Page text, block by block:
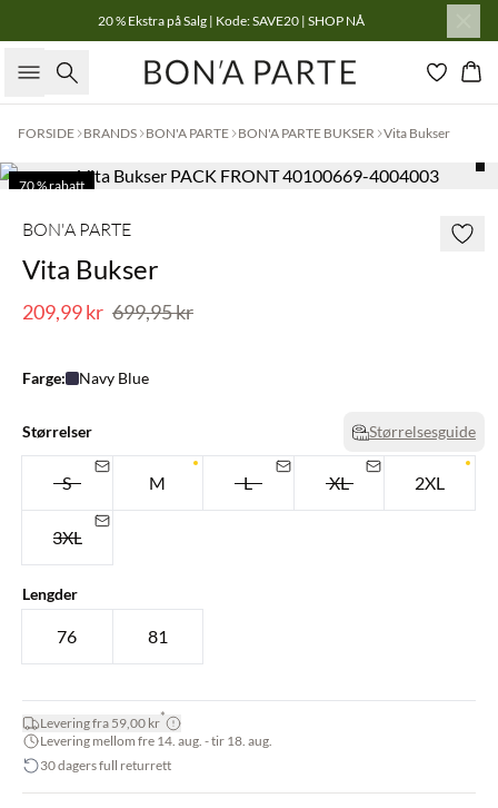
20 % Ekstra på Salg | Kode: SAVE20 | SHOP NÅ
Søk
FORSIDE BRANDS BON'A PARTE BON'A PARTE BUKSER Vita Bukser
70 % rabatt
BON'A PARTE
Vita Bukser
209,99 kr 699,95 kr
Farge: Navy Blue
Størrelser Størrelsesguide
S M L XL 2XL
3XL
Lengder
76 81
Levering fra 59,00 kr*
Levering mellom fre 14. aug. - tir 18. aug.
30 dagers full returrett